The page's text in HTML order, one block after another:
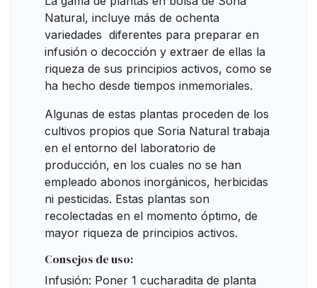
Natural, incluye más de ochenta
variedades diferentes para preparar en
infusión o decocción y extraer de ellas la
riqueza de sus principios activos, como se
ha hecho desde tiempos inmemoriales.
Algunas de estas plantas proceden de los
cultivos propios que Soria Natural trabaja
en el entorno del laboratorio de
producción, en los cuales no se han
empleado abonos inorgánicos, herbicidas
ni pesticidas. Estas plantas son
recolectadas en el momento óptimo, de
mayor riqueza de principios activos.
Consejos de uso:
Infusión: Poner 1 cucharadita de planta